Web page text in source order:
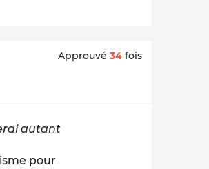
Approuvé 34 fois
autant
pour